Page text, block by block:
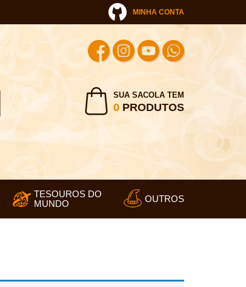
MINHA CONTA
SUA SACOLA TEM
0PRODUTOS
TESOUROS DO
MUNDO
OUTROS